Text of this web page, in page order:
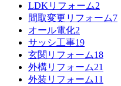
LDKリフォーム2
間取変更リフォーム7
オール電化2
サッシ工事19
玄関リフォーム18
外構リフォーム21
外装リフォーム11